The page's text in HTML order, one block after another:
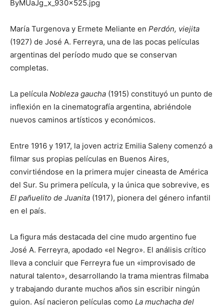
María Turgenova y Ermete Meliante en Perdón, viejita
(1927) de José A. Ferreyra, una de las pocas películas
argentinas del período mudo que se conservan
completas.
La película Nobleza gaucha (1915) constituyó un punto de
inflexión en la cinematografía argentina,​ abriéndole
nuevos caminos artísticos y económicos.​
Entre 1916 y 1917, la joven actriz Emilia Saleny comenzó a
filmar sus propias películas en Buenos Aires,
convirtiéndose en la primera mujer cineasta de América
del Sur. Su primera película, y la única que sobrevive, es
El pañuelito de Juanita (1917), pionera del género infantil
en el país.​
La figura más destacada del cine mudo argentino fue
José A. Ferreyra, apodado «el Negro».​ El análisis crítico
lleva a concluir que Ferreyra fue un «improvisado de
natural talento», desarrollando la trama mientras filmaba
y trabajando durante muchos años sin escribir ningún
guion. Así nacieron películas como La muchacha del